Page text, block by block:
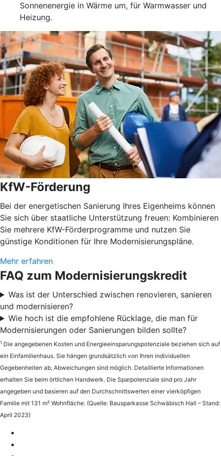
Sonnenenergie in Wärme um, für Warmwasser und
Heizung.
KfW-Förderung
Bei der energetischen Sanierung Ihres Eigenheims können
Sie sich über staatliche Unterstützung freuen: Kombinieren
Sie mehrere KfW-Förderprogramme und nutzen Sie
günstige Konditionen für Ihre Modernisierungspläne.
Mehr erfahren
FAQ zum Modernisierungskredit
Was ist der Unterschied zwischen renovieren, sanieren
und modernisieren?
Wie hoch ist die empfohlene Rücklage, die man für
Modernisierungen oder Sanierungen bilden sollte?
1 Die angegebenen Kosten und Energieeinsparungspotenziale beziehen sich auf
ein Einfamilienhaus. Sie hängen grundsätzlich von Ihren individuellen
Gegebenheiten ab, Abweichungen sind möglich. Detaillierte Informationen
erhalten Sie beim örtlichen Handwerk. Die Sparpotenziale sind pro Jahr
angegeben und basieren auf den Durchschnittswerten einer vierköpfigen
Familie mit 131 m² Wohnfläche. (Quelle: Bausparkasse Schwäbisch Hall – Stand:
April 2023)